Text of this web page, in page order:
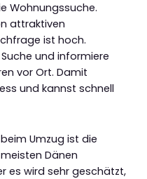
Wohnungssuche.
attraktiven
ist hoch.
und informiere
vor Ort. Damit
und kannst schnell
Umzug ist die
Dänen
es wird sehr geschätzt,